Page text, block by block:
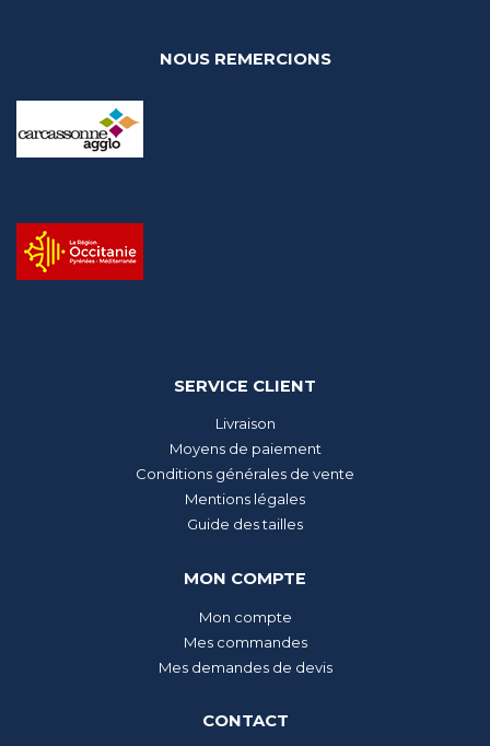
NOUS REMERCIONS
SERVICE CLIENT
Livraison
Moyens de paiement
Conditions générales de vente
Mentions légales
Guide des tailles
MON COMPTE
Mon compte
Mes commandes
Mes demandes de devis
CONTACT